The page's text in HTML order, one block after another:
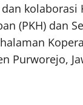
kolaborasi
(PKH) dan
Purworejo,